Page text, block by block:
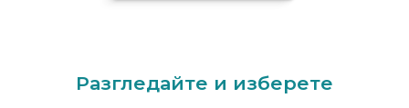
Разгледайте и изберете